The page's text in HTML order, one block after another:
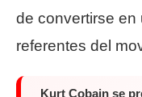
de convertirse en
referentes del
Kurt Cobain se